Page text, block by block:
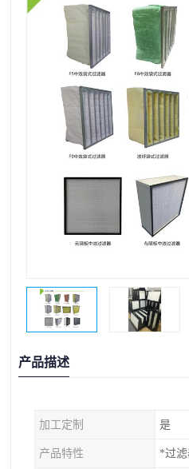
产品描述
加工定制 是
产品特性 *过